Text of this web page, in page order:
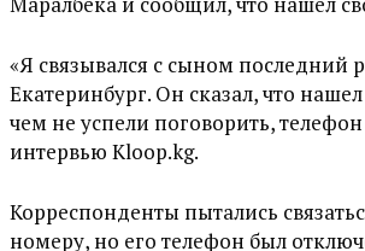
«Я связывался с сыном последний
Екатеринбург. Он сказал, что
чем не успели поговорить,
интервью Kloop.kg.
Корреспонденты пытались
номеру, но его телефон был